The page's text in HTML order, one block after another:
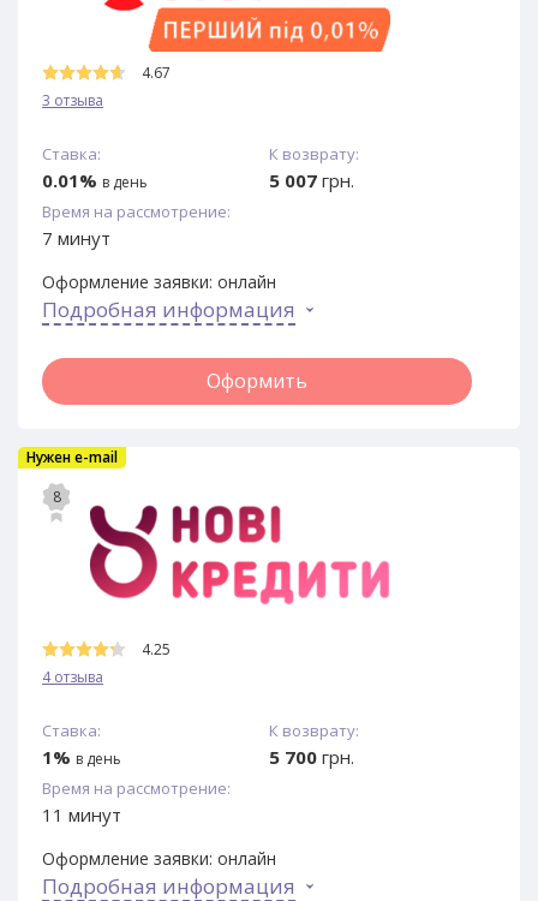
4.67
3 отзыва
Ставка:
0.01% в день
К возврату:
5 007 грн.
Время на рассмотрение:
7 минут
Оформление заявки: онлайн
Подробная информация
Оформить
Нужен e-mail
8
4.25
4 отзыва
Ставка:
1% в день
К возврату:
5 700 грн.
Время на рассмотрение:
11 минут
Оформление заявки: онлайн
Подробная информация